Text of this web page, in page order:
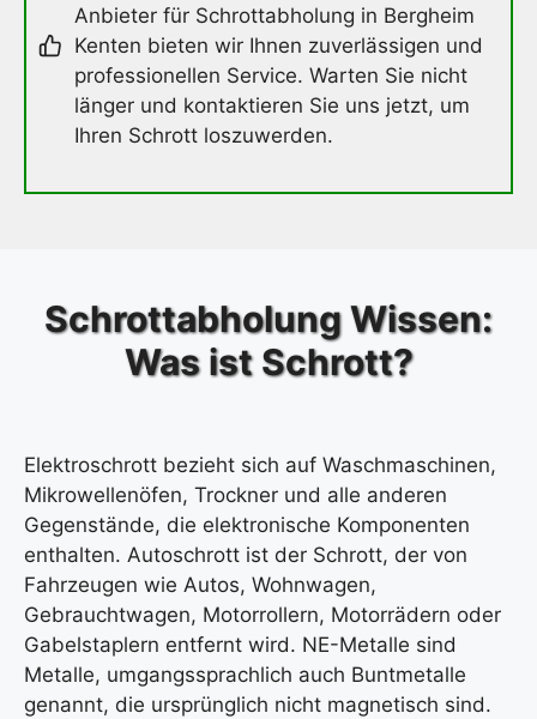
Anbieter für Schrottabholung in Bergheim
Kenten bieten wir Ihnen zuverlässigen und
professionellen Service. Warten Sie nicht
länger und kontaktieren Sie uns jetzt, um
Ihren Schrott loszuwerden.
Schrottabholung Wissen:
Was ist Schrott?
Elektroschrott bezieht sich auf Waschmaschinen,
Mikrowellenöfen, Trockner und alle anderen
Gegenstände, die elektronische Komponenten
enthalten. Autoschrott ist der Schrott, der von
Fahrzeugen wie Autos, Wohnwagen,
Gebrauchtwagen, Motorrollern, Motorrädern oder
Gabelstaplern entfernt wird. NE-Metalle sind
Metalle, umgangssprachlich auch Buntmetalle
genannt, die ursprünglich nicht magnetisch sind.